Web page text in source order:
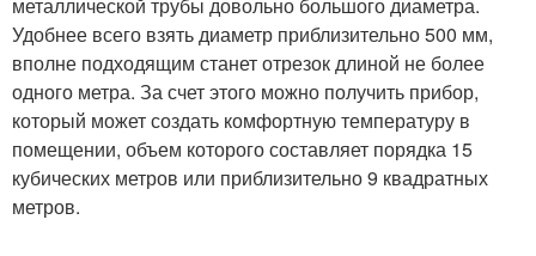
металлической трубы довольно большого диаметра.
Удобнее всего взять диаметр приблизительно 500 мм,
вполне подходящим станет отрезок длиной не более
одного метра. За счет этого можно получить прибор,
который может создать комфортную температуру в
помещении, объем которого составляет порядка 15
кубических метров или приблизительно 9 квадратных
метров.